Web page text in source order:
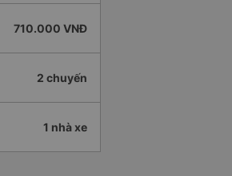
710.000 VNĐ
2 chuyến
1 nhà xe